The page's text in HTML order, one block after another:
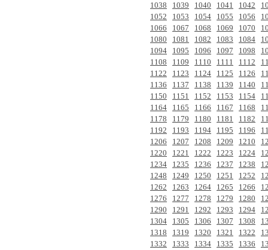
1038
1039 1040 1041 1042
1052
1053 1054 1055 1056
1066
1067 1068 1069 1070
1080
1081 1082 1083 1084
1094
1095 1096 1097 1098
1108
1109 1110 1111 1112
1122
1123 1124 1125 1126
1136
1137 1138 1139 1140
1150
1151 1152 1153 1154
1164
1165 1166 1167 1168
1178
1179 1180 1181 1182
1192
1193 1194 1195 1196
1206
1207 1208 1209 1210
1220
1221 1222 1223 1224
1234
1235 1236 1237 1238
1248
1249 1250 1251 1252
1262
1263 1264 1265 1266
1276
1277 1278 1279 1280
1290
1291 1292 1293 1294
1304
1305 1306 1307 1308
1318
1319 1320 1321 1322
1332
1333 1334 1335 1336